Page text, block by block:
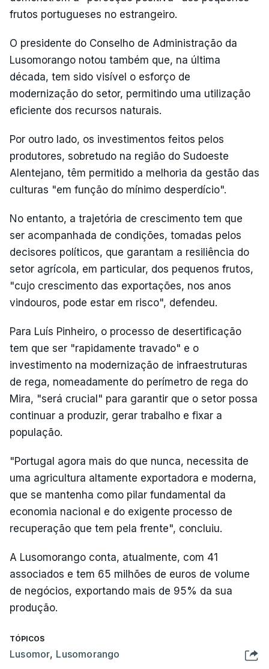
frutos portugueses no estrangeiro.
O presidente do Conselho de Administração da
Lusomorango notou também que, na última
década, tem sido visível o esforço de
modernização do setor, permitindo uma utilização
eficiente dos recursos naturais.
Por outro lado, os investimentos feitos pelos
produtores, sobretudo na região do Sudoeste
Alentejano, têm permitido a melhoria da gestão das
culturas "em função do mínimo desperdício".
No entanto, a trajetória de crescimento tem que
ser acompanhada de condições, tomadas pelos
decisores políticos, que garantam a resiliência do
setor agrícola, em particular, dos pequenos frutos,
"cujo crescimento das exportações, nos anos
vindouros, pode estar em risco", defendeu.
Para Luís Pinheiro, o processo de desertificação
tem que ser "rapidamente travado" e o
investimento na modernização de infraestruturas
de rega, nomeadamente do perímetro de rega do
Mira, "será crucial" para garantir que o setor possa
continuar a produzir, gerar trabalho e fixar a
população.
"Portugal agora mais do que nunca, necessita de
uma agricultura altamente exportadora e moderna,
que se mantenha como pilar fundamental da
economia nacional e do exigente processo de
recuperação que tem pela frente", concluiu.
A Lusomorango conta, atualmente, com 41
associados e tem 65 milhões de euros de volume
de negócios, exportando mais de 95% da sua
produção.
TÓPICOS
Lusomor, Lusomorango